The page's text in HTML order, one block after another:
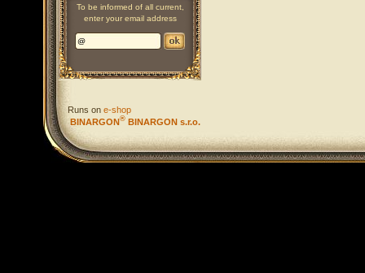
To be informed of all current,
enter your email address
Runs on e-shop
BINARGON® BINARGON s.r.o.